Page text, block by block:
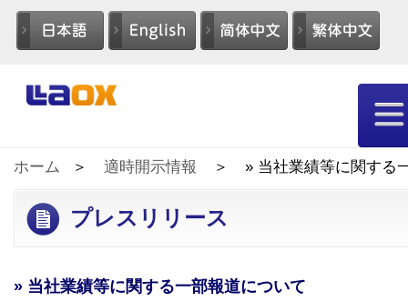
ホーム 適時開示情報 » 当社業績等に関する
プレスリリース
» 当社業績等に関する一部報道について